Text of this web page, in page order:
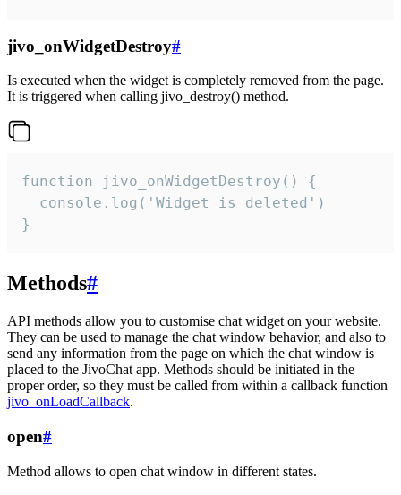
jivo_onWidgetDestroy#
Is executed when the widget is completely removed from the page.
It is triggered when calling jivo_destroy() method.
function jivo_onWidgetDestroy() {
  console.log('Widget is deleted')
}
Methods#
API methods allow you to customise chat widget on your website.
They can be used to manage the chat window behavior, and also to
send any information from the page on which the chat window is
placed to the JivoChat app. Methods should be initiated in the
proper order, so they must be called from within a callback function
jivo_onLoadCallback.
open#
Method allows to open chat window in different states.